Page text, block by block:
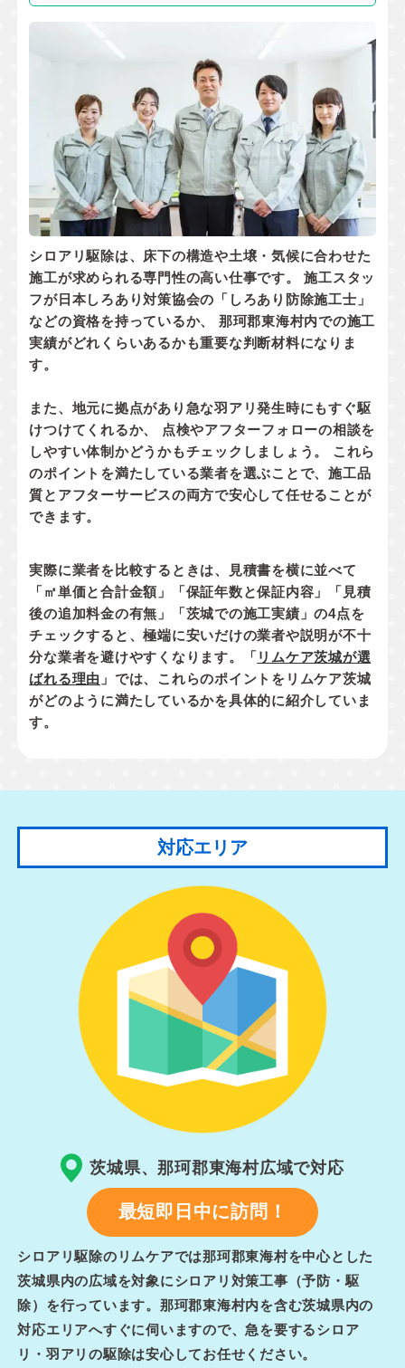
シロアリ駆除は、床下の構造や土壌・気候に合わせた
施工が求められる専門性の高い仕事です。 施工スタッ
フが日本しろあり対策協会の「しろあり防除施工士」
などの資格を持っているか、 那珂郡東海村内での施工
実績がどれくらいあるかも重要な判断材料になりま
す。
また、地元に拠点があり 急な羽アリ発生時にもすぐ駆
けつけてくれるか、 点検やアフターフォローの相談を
しやすい体制かどうかもチェックしましょう。 これら
のポイントを満たしている業者を選ぶことで、施工品
質とアフターサービスの両方で安心して任せることが
できます。
実際に業者を比較するときは、見積書を横に並べて
「㎡単価と合計金額」「保証年数と保証内容」「見積
後の追加料金の有無」「茨城での施工実績」の4点を
チェックすると、極端に安いだけの業者や説明が不十
分な業者を避けやすくなります。「 リムケア茨城が選
ばれる理由 」では、これらのポイントをリムケア茨城
がどのように満たしているかを具体的に紹介していま
す。
対応エリア
茨城県、那珂郡東海村広域で対応
最短即日中に訪問！
シロアリ駆除のリムケアでは那珂郡東海村を中心とした
茨城県内の広域を対象にシロアリ対策工事（予防・駆
除）を行っています。那珂郡東海村内を含む茨城県内の
対応エリアへすぐに伺いますので、急を要するシロア
リ・羽アリの駆除は安心してお任せください。